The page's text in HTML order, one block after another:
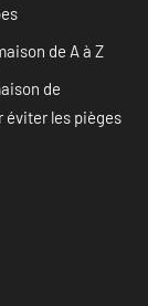
de A à Z
de
les pièges